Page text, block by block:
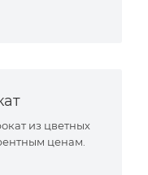
из цветных
ценам.